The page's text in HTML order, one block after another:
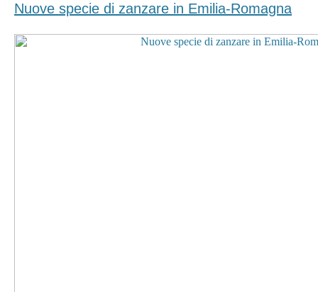
Nuove specie di zanzare in Emilia-Romagna